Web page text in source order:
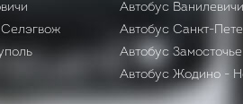
Автобус
Автобус Санкт-
Автобус
Автобус Жодино -